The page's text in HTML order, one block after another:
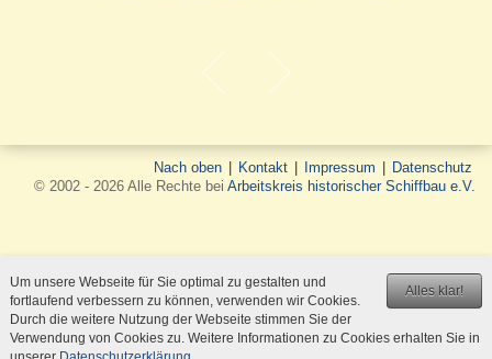
Nach oben Kontakt Impressum
Datenschutz
© 2002 - 2026 Alle Rechte bei Arbeitskreis historischer Schiffbau e.V.
Alles klar!
Um unsere Webseite für Sie optimal zu gestalten und
fortlaufend verbessern zu können, verwenden wir Cookies.
Durch die weitere Nutzung der Webseite stimmen Sie der
Verwendung von Cookies zu. Weitere Informationen zu Cookies erhalten Sie in